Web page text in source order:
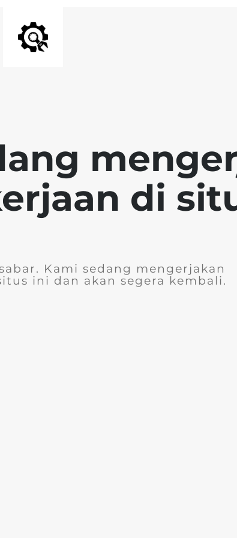
di
Kami sedang mengerjakan
ini dan akan segera kembali.